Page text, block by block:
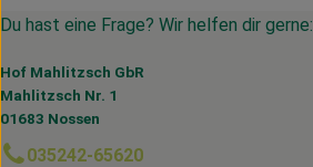
Du hast eine Frage? Wir helfen dir gerne:
Hof Mahlitzsch GbR
Mahlitzsch Nr. 1
01683 Nossen
035242-65620